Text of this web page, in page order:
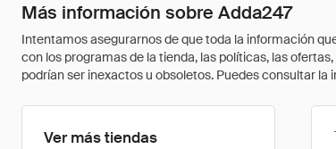
Más información sobre Adda247
Intentamos asegurarnos de que toda la información
con los programas de la tienda, las políticas, las
podrían ser inexactos u obsoletos. Puedes consultar
Ver más tiendas